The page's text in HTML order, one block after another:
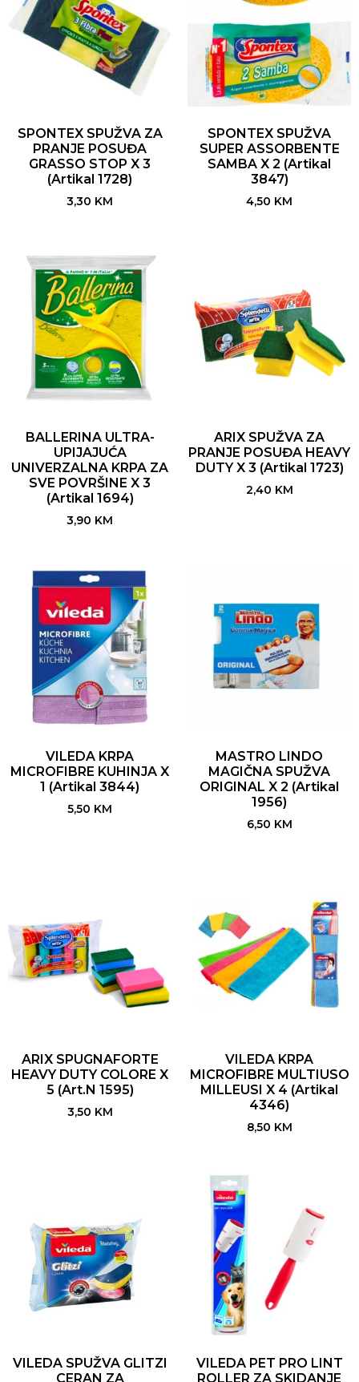
SPONTEX SPUŽVA ZA
PRANJE POSUĐA
GRASSO STOP X 3
(Artikal 1728)
3,30 KM
SPONTEX SPUŽVA
SUPER ASSORBENTE
SAMBA X 2 (Artikal
3847)
4,50 KM
BALLERINA ULTRA-
UPIJAJUĆA
UNIVERZALNA KRPA ZA
SVE POVRŠINE X 3
(Artikal 1694)
3,90 KM
ARIX SPUŽVA ZA
PRANJE POSUĐA HEAVY
DUTY X 3 (Artikal 1723)
2,40 KM
VILEDA KRPA
MICROFIBRE KUHINJA X
1 (Artikal 3844)
5,50 KM
MASTRO LINDO
MAGIČNA SPUŽVA
ORIGINAL X 2 (Artikal
1956)
6,50 KM
ARIX SPUGNAFORTE
HEAVY DUTY COLORE X
5 (Art.N 1595)
3,50 KM
VILEDA KRPA
MICROFIBRE MULTIUSO
MILLEUSI X 4 (Artikal
4346)
8,50 KM
VILEDA SPUŽVA GLITZI
CERAN ZA
VILEDA PET PRO LINT
ROLLER ZA SKIDANJE